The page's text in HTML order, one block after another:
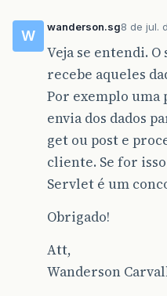
W
wanderson.sg8 de jul.
Veja se entendi.
recebe aqueles
Por exemplo uma
envia dos dados
get ou post e
cliente. Se for
Servlet é um
Obrigado!
Att,
Wanderson